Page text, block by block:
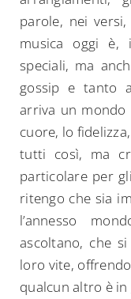
parole, nei
musica oggi è,
speciali, ma
gossip e tanto
arriva un mondo
cuore, lo
tutti così, ma
particolare per
ritengo che sia
l’annesso
ascoltano, che
loro vite,
qualcun altro è